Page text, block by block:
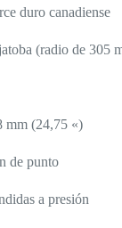
duro canadiense
(radio de 305
mm (24,75 «)
de punto
a presión